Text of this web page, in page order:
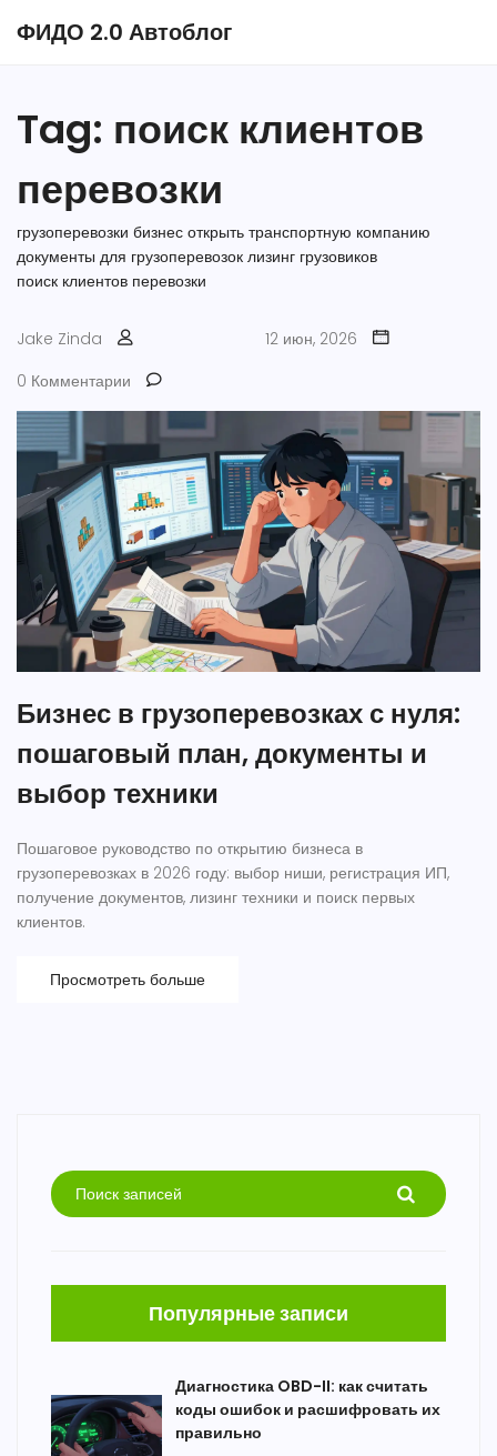
ФИДО 2.0 Автоблог
Tag: поиск клиентов
перевозки
грузоперевозки бизнес открыть транспортную компанию
документы для грузоперевозок лизинг грузовиков
поиск клиентов перевозки
Jake Zinda
12 июн, 2026
0 Комментарии
Бизнес в грузоперевозках с нуля:
пошаговый план, документы и
выбор техники
Пошаговое руководство по открытию бизнеса в
грузоперевозках в 2026 году: выбор ниши, регистрация ИП,
получение документов, лизинг техники и поиск первых
клиентов.
Просмотреть больше
Популярные записи
Диагностика OBD-II: как считать
коды ошибок и расшифровать их
правильно